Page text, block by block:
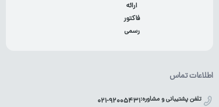
ارائه
فاکتور
رسمی
اطلاعات تماس
تلفن پشتیبانی و مشاوره:021-92005431